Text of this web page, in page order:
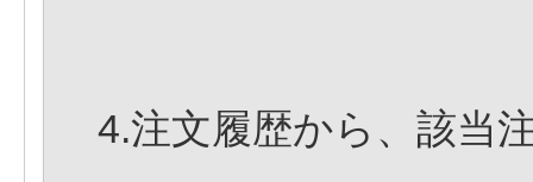
4.注文履歴から、該当